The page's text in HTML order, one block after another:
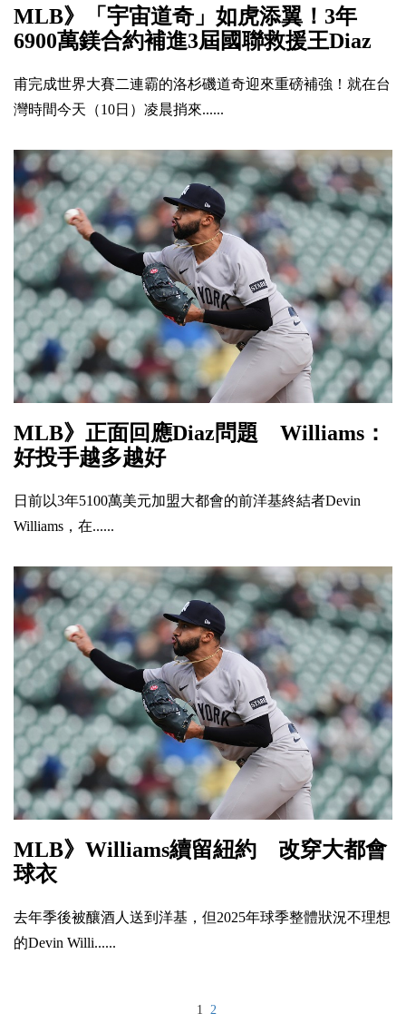
MLB》「宇宙道奇」如虎添翼！3年
6900萬鎂合約補進3屆國聯救援王Diaz
甫完成世界大賽二連霸的洛杉磯道奇迎來重磅補強！就在台
灣時間今天（10日）凌晨捎來......
MLB》正面回應Diaz問題 Williams：
好投手越多越好
日前以3年5100萬美元加盟大都會的前洋基終結者Devin
Williams，在......
MLB》Williams續留紐約 改穿大都會
球衣
去年季後被釀酒人送到洋基，但2025年球季整體狀況不理想
的Devin Willi......
1 2